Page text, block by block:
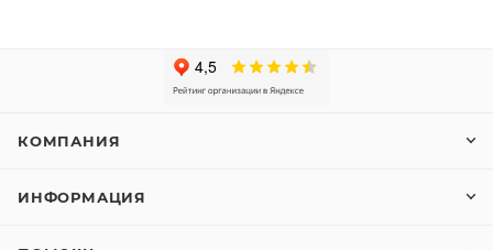
КОМПАНИЯ
ИНФОРМАЦИЯ